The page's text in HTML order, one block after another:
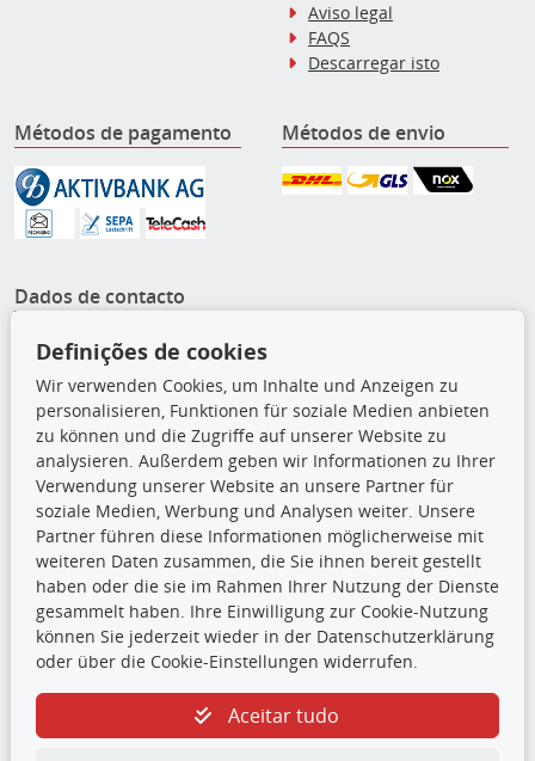
Aviso legal
FAQS
Descarregar isto
Métodos de pagamento Métodos de envio
Dados de contacto
DIEDERICHS Karosserieteile GmbH
Ochtruper Str. 95
48455 Bad Bentheim
05922 - 77 99 - 0
05922 - 77 99 - 35
karosserieteile@diederichs.com
Ligações
Atenção: Trata-se de peças sobresselentes de qualidade
equivalente às peças do equipamento original (em
conformidade com o Regulamento (UE) n.º 461/2010). Os
exceto se estiverem expressamente identificados como tal.
Definições de cookies
Wir verwenden Cookies, um Inhalte und Anzeigen zu
personalisieren, Funktionen für soziale Medien anbieten
zu können und die Zugriffe auf unserer Website zu
analysieren. Außerdem geben wir Informationen zu Ihrer
Verwendung unserer Website an unsere Partner für
soziale Medien, Werbung und Analysen weiter. Unsere
Partner führen diese Informationen möglicherweise mit
weiteren Daten zusammen, die Sie ihnen bereit gestellt
haben oder die sie im Rahmen Ihrer Nutzung der Dienste
gesammelt haben. Ihre Einwilligung zur Cookie-Nutzung
können Sie jederzeit wieder in der Datenschutzerklärung
oder über die Cookie-Einstellungen widerrufen.
Aceitar tudo